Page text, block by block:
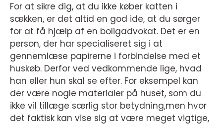
For at sikre dig, at du ikke køber katten i
sækken, er det altid en god ide, at du sørger
for at få hjælp af en boligadvokat. Det er en
person, der har specialiseret sig i at
gennemlæse papirerne i forbindelse med et
huskøb. Derfor ved vedkommende lige, hvad
han eller hun skal se efter. For eksempel kan
der være nogle materialer på huset, som du
ikke vil tillæge særlig stor betydning,men hvor
det faktisk kan vise sig at være meget vigtige,